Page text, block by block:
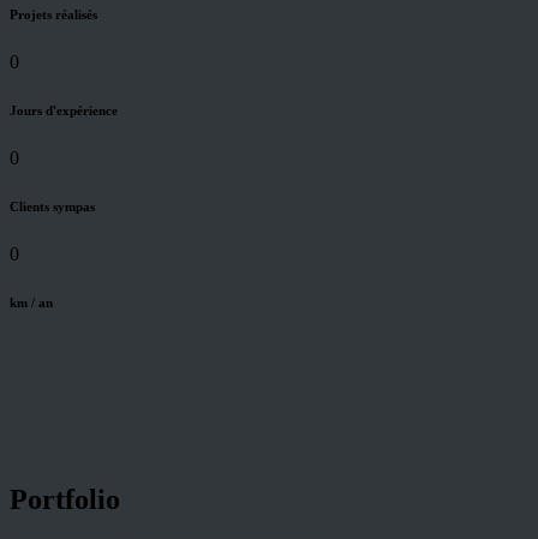
Projets réalisés
0
Jours d'expérience
0
Clients sympas
0
km / an
Portfolio